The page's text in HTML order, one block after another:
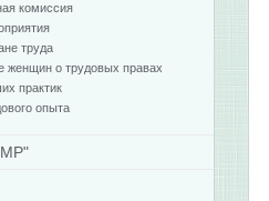
комиссия
труда
женщин о трудовых правах
практик
опыта